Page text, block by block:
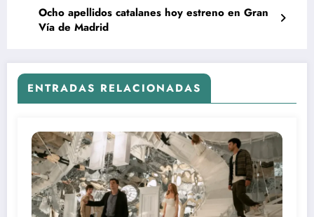
Ocho apellidos catalanes hoy estreno en Gran
Vía de Madrid
ENTRADAS RELACIONADAS